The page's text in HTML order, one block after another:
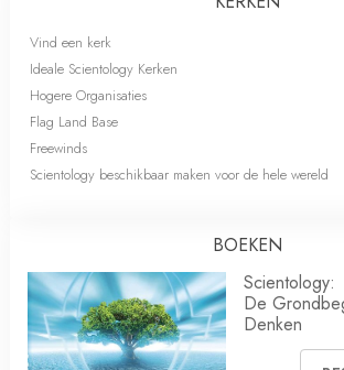
Vind een kerk
Ideale Scientology Kerken
Hogere Organisaties
Flag Land Base
Freewinds
Scientology beschikbaar maken voor de hele wereld
BOEKEN
Scientology:
De
Denken